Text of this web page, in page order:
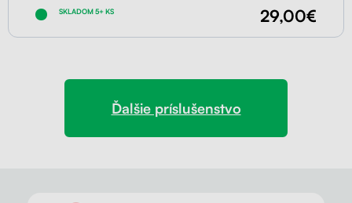
SKLADOM 5+ KS 29,00€
Ďalšie príslušenstvo